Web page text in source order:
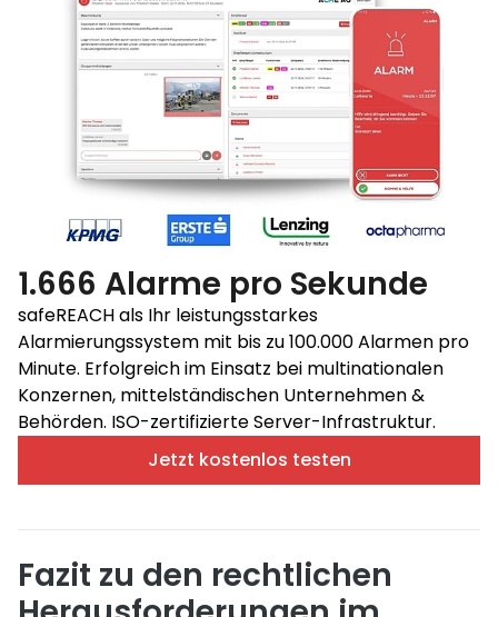
1.666 Alarme pro Sekunde
safeREACH als Ihr leistungsstarkes
Alarmierungssystem mit bis zu 100.000 Alarmen pro
Minute. Erfolgreich im Einsatz bei multinationalen
Konzernen, mittelständischen Unternehmen &
Behörden. ISO-zertifizierte Server-Infrastruktur.
Jetzt kostenlos testen
Fazit zu den rechtlichen